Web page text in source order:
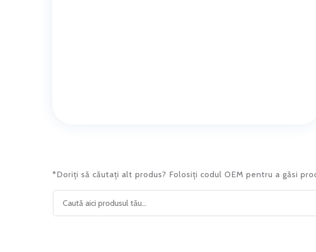
*Doriți să căutați alt produs? Folosiți codul OEM pentru a găsi